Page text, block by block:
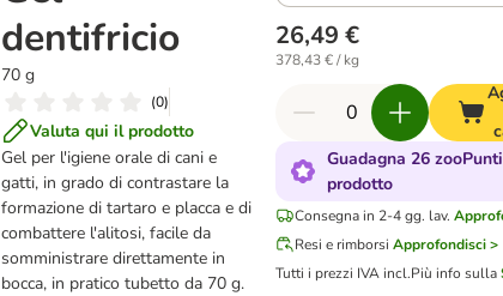
dentifricio
70 g
(0)
Valuta qui il prodotto
Gel per l'igiene orale di cani e
gatti, in grado di contrastare la
formazione di tartaro e placca e di
combattere l'alitosi, facile da
somministrare direttamente in
bocca, in pratico tubetto da 70 g.
26,49 €
378,43 € / kg
Guadagna 26
prodotto
Consegna in 2-4 gg. lav.
Resi e rimborsi Approfondisci >
Tutti i prezzi IVA incl.Più info sulla